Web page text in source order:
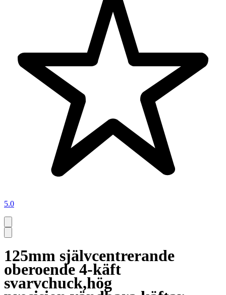
5.0
125mm självcentrerande
oberoende 4-käft
svarvchuck,hög